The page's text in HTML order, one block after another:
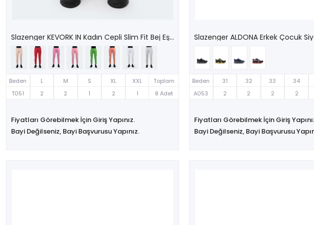
Slazenger KEVORK IN Kadın Cepli Slim Fit Bej Eşofman Altı
Beden L M S XL XXL
Toplam
T051
2 2 1 2 1 8 Adet
Fiyatları Görebilmek İçin Giriş Yapınız.
Bayi Değilseniz, Bayi Başvurusu Yapınız.
Slazenger ALDONA Erkek Çocuk
Beden 31 32 33
34
A053
2 2 2 2
Fiyatları Görebilmek İçin Giriş
Bayi Değilseniz, Bayi Başvurusu